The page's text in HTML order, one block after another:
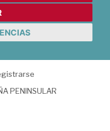
PENINSULAR